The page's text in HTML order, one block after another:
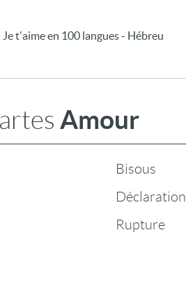
t'aime en 100 langues - Hébreu
Amour
Bisous
Déclaration
Rupture